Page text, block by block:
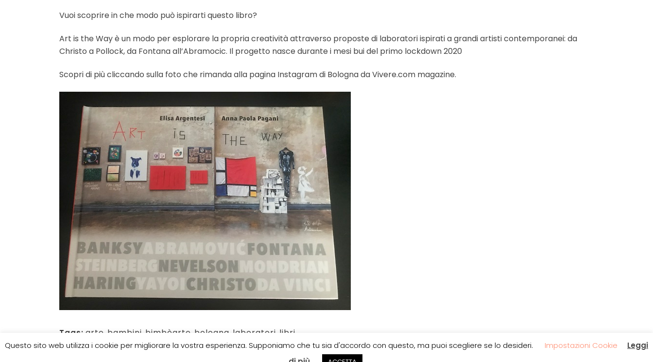
Vuoi scoprire in che modo può ispirarti questo libro?
Art is the Way è un modo per esplorare la propria creatività attraverso proposte di laboratori ispirati a grandi artisti contemporanei: da
Christo a Pollock, da Fontana all’Abramocic. Il progetto nasce durante i mesi bui del primo lockdown 2020
Scopri di più cliccando sulla foto che rimanda alla pagina Instagram di Bologna da Vivere.com magazine.
Tags: arte bambini bimbòarte bologna laboratori libri
Questo sito web utilizza i cookie per migliorare la vostra esperienza. Supponiamo che tu sia d'accordo con questo, ma puoi scegliere se lo desideri. Impostazioni Cookie
Leggi